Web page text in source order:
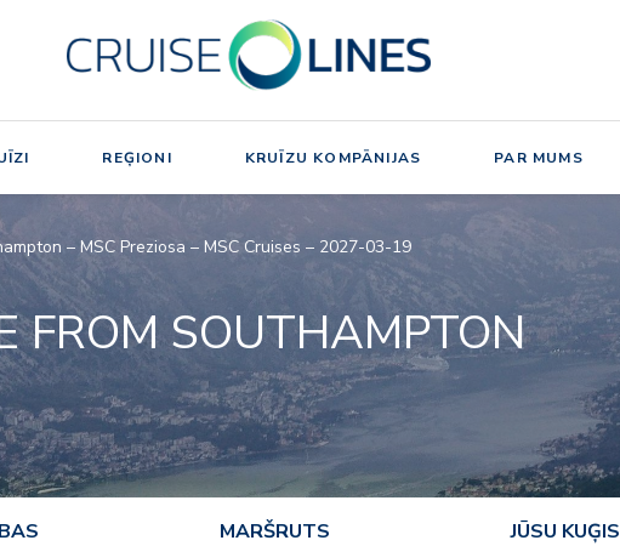
REĢIONI KRUĪZU KOMPĀNIJAS PAR MUMS
– MSC Preziosa – MSC Cruises – 2027-03-19
FROM SOUTHAMPTON
MARŠRUTS JŪSU KUĢIS